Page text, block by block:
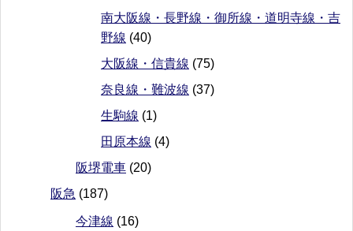
南大阪線・長野線・御所線・道明寺線・吉
野線 (40)
大阪線・信貴線 (75)
奈良線・難波線 (37)
生駒線 (1)
田原本線 (4)
阪堺電車 (20)
阪急 (187)
今津線 (16)